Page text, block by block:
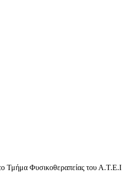
Τμήμα Φυσικοθεραπείας του Α.Τ.Ε.Ι